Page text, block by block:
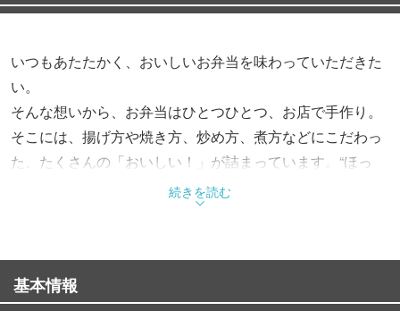
いつもあたたかく、おいしいお弁当を味わっていただきた
い。
そんな想いから、お弁当はひとつひとつ、お店で手作り。
そこには、揚げ方や焼き方、炒め方、煮方などにこだわっ
た、たくさんの「おいしい！」が詰まっています。“ほっ
と”できるお弁当で、“もっと”お客様を笑顔にする。これか
らも、そんなお弁当をお届けします。
続きを読む
基本情報